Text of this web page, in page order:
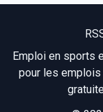
Emploi en sports
pour les